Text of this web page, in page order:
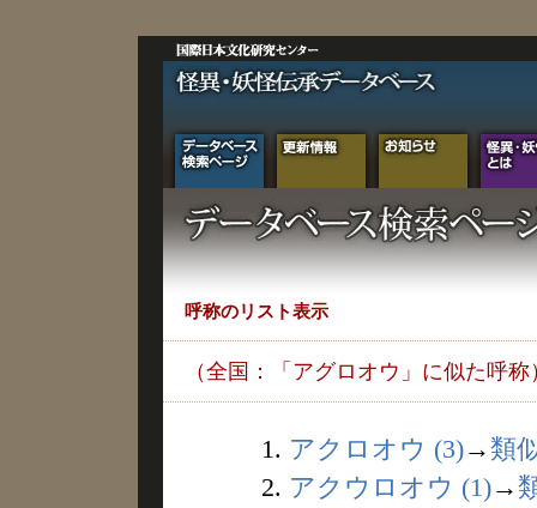
呼称のリスト表示
（全国：「アグロオウ」に似た呼称
1. アクロオウ (3)→ 類
2. アクウロオウ (1)→